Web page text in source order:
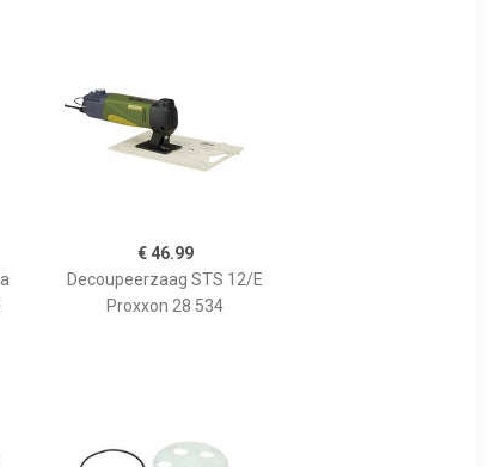
€ 46.99
Decoupeerzaag STS 12/E
Proxxon 28 534